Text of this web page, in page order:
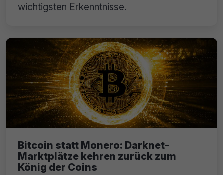
wichtigsten Erkenntnisse.
Bitcoin statt Monero: Darknet-
Marktplätze kehren zurück zum
König der Coins